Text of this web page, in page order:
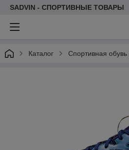
SADVIN - СПОРТИВНЫЕ ТОВАРЫ
Каталог Спортивная обувь